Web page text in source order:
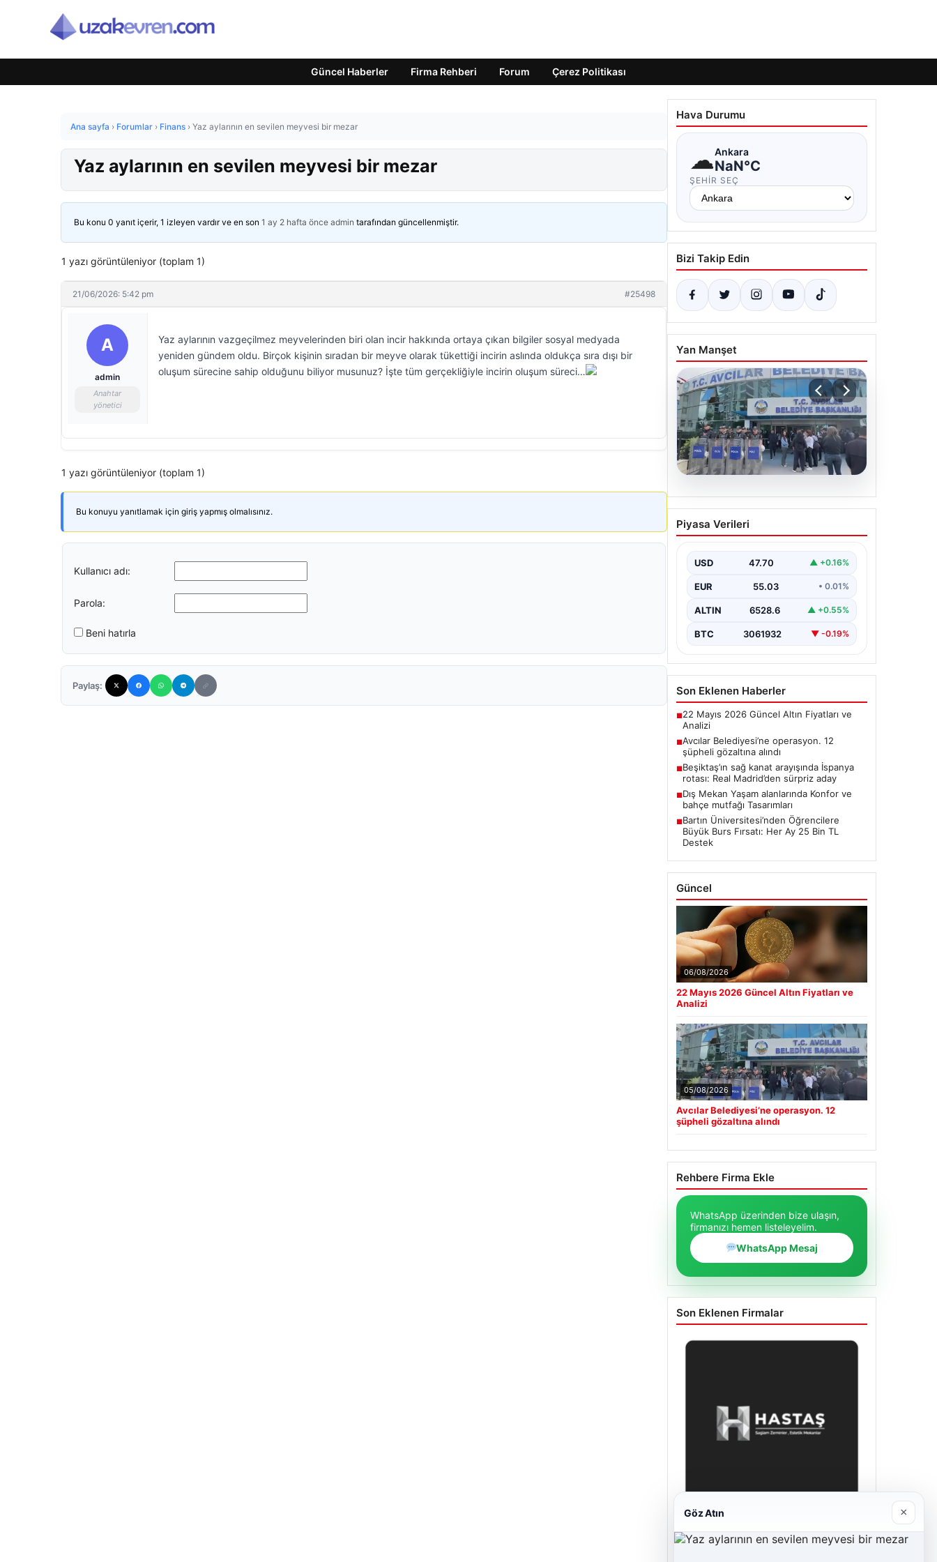
Güncel Haberler Firma Rehberi Forum Çerez Politikası
Ana sayfa › Forumlar › Finans › Yaz aylarının en sevilen meyvesi bir mezar
Yaz aylarının en sevilen meyvesi bir mezar
Bu konu 0 yanıt içerir, 1 izleyen vardır ve en son 1 ay 2 hafta önce admin tarafından güncellenmiştir.
1 yazı görüntüleniyor (toplam 1)
21/06/2026: 5:42 pm #25498
A
admin
Anahtar
yönetici
Yaz aylarının vazgeçilmez meyvelerinden biri olan incir hakkında ortaya çıkan bilgiler sosyal medyada
yeniden gündem oldu. Birçok kişinin sıradan bir meyve olarak tükettiği incirin aslında oldukça sıra dışı bir
oluşum sürecine sahip olduğunu biliyor musunuz? İşte tüm gerçekliğiyle incirin oluşum süreci…
1 yazı görüntüleniyor (toplam 1)
Bu konuyu yanıtlamak için giriş yapmış olmalısınız.
Kullanıcı adı:
Parola:
Beni hatırla
Paylaş:
Hava Durumu
☁Ankara
NaN°C
ŞEHIR SEÇ
Bizi Takip Edin
Yan Manşet
Avcılar Belediyesi’ne
operasyon. 12 şüpheli
Piyasa Verileri
USD 47.70 ▲ +0.16%
EUR 55.03 • 0.01%
ALTIN 6528.6 ▲ +0.55%
BTC 3061932 ▼ -0.19%
Son Eklenen Haberler
■22 Mayıs 2026 Güncel Altın Fiyatları ve
Analizi
■Avcılar Belediyesi’ne operasyon. 12
şüpheli gözaltına alındı
■Beşiktaş’ın sağ kanat arayışında İspanya
rotası: Real Madrid’den sürpriz aday
■Dış Mekan Yaşam alanlarında Konfor ve
bahçe mutfağı Tasarımları
■Bartın Üniversitesi’nden Öğrencilere
Büyük Burs Fırsatı: Her Ay 25 Bin TL
Destek
Güncel
06/08/2026
22 Mayıs 2026 Güncel Altın Fiyatları ve
Analizi
05/08/2026
Avcılar Belediyesi’ne operasyon. 12
şüpheli gözaltına alındı
Rehbere Firma Ekle
WhatsApp üzerinden bize ulaşın,
firmanızı hemen listeleyelim.
WhatsApp Mesaj
Son Eklenen Firmalar
Enes Kaplan Avukatlık Bürosu
Göz Atın ×